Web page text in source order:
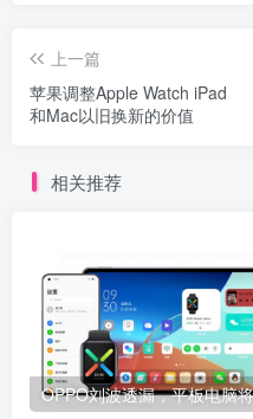
上一篇
苹果调整Apple Watch iPad
和Mac以旧换新的价值
相关推荐